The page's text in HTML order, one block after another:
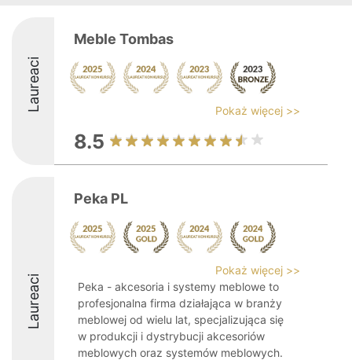
Laureaci
Meble Tombas
Pokaż więcej >>
8.5
Laureaci
Peka PL
Pokaż więcej >>
Peka - akcesoria i systemy meblowe to
profesjonalna firma działająca w branży
meblowej od wielu lat, specjalizująca się
w produkcji i dystrybucji akcesoriów
meblowych oraz systemów meblowych.